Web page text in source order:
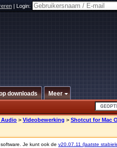
|Login:
downloads Meer
Audio > Videobewerking > Shotcut for Mac
Je kunt ook de v20.07.11 (laatste